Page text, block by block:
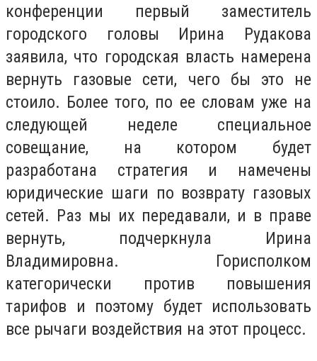
конференции первый заместитель
городского головы Ирина Рудакова
заявила, что городская власть намерена
вернуть газовые сети, чего бы это не
стоило. Более того, по ее словам уже на
следующей неделе специальное
совещание, на котором будет
разработана стратегия и намечены
юридические шаги по возврату газовых
сетей. Раз мы их передавали, и в праве
вернуть, подчеркнула Ирина
Владимировна. Горисполком
категорически против повышения
тарифов и поэтому будет использовать
все рычаги воздействия на этот процесс.